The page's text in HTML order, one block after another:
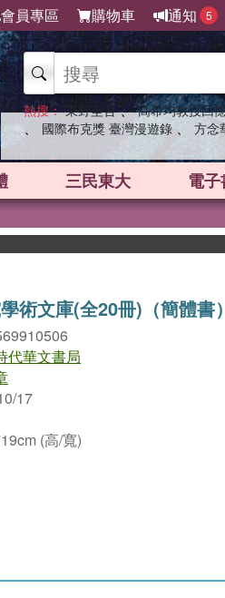
會員專區 購物車 通知 5
熱搜： 東野圭吾 、 高希均教授回
、 國際布克獎 臺灣漫遊錄 、 方念
三民東大 電子
術文庫(全20冊)（簡體書）
代華文書局
17
(高/寬)